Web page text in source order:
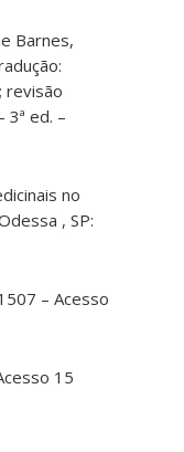
Barnes,
revisão
ed. –
no
, SP:
– Acesso
15